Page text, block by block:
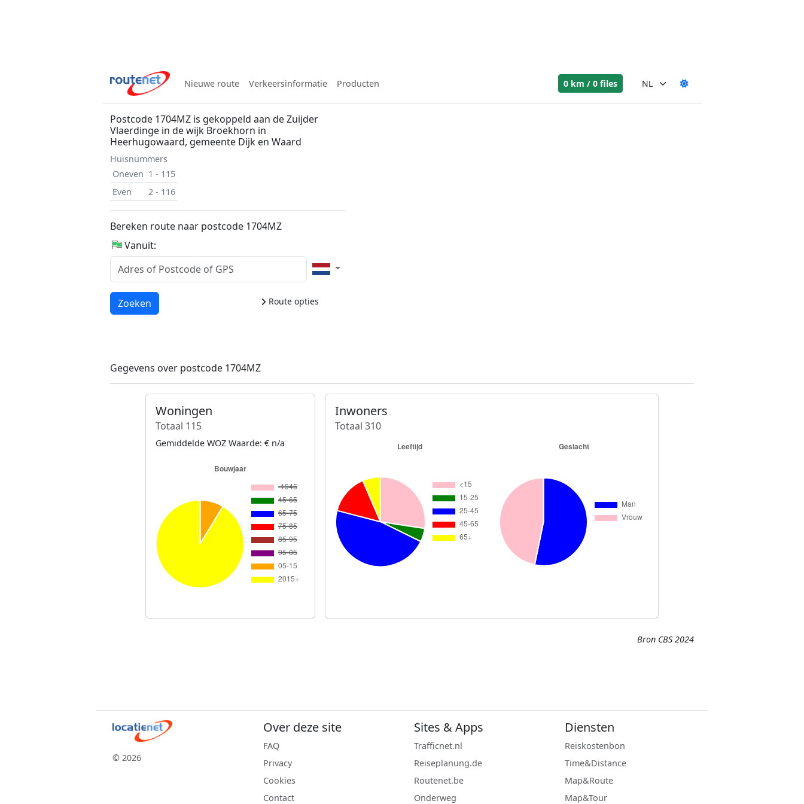
Nieuwe route Verkeersinformatie Producten 0 km / 0 files
Postcode 1704MZ is gekoppeld aan de Zuijder
Vlaerdinge in de wijk Broekhorn in
Heerhugowaard, gemeente Dijk en Waard
Huisnummers
Oneven 1 - 115
Even
2 - 116
Bereken route naar postcode 1704MZ
Vanuit:
Route opties
Laden...
Zoeken
Gegevens over postcode 1704MZ
Woningen
Totaal 115
Gemiddelde WOZ Waarde: € n/a
Inwoners
Totaal 310
Bron CBS 2024
© 2026
Over deze site
FAQ
Privacy
Cookies
Contact
Sites & Apps
Trafficnet.nl
Reiseplanung.de
Routenet.be
Onderweg
Diensten
Reiskostenbon
Time&Distance
Map&Route
Map&Tour